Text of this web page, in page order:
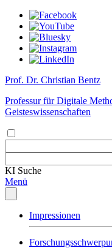
Prof. Dr. Christian Bentz
Professur für Digitale
Geisteswissenschaften
KI Suche
Menü
Impressionen